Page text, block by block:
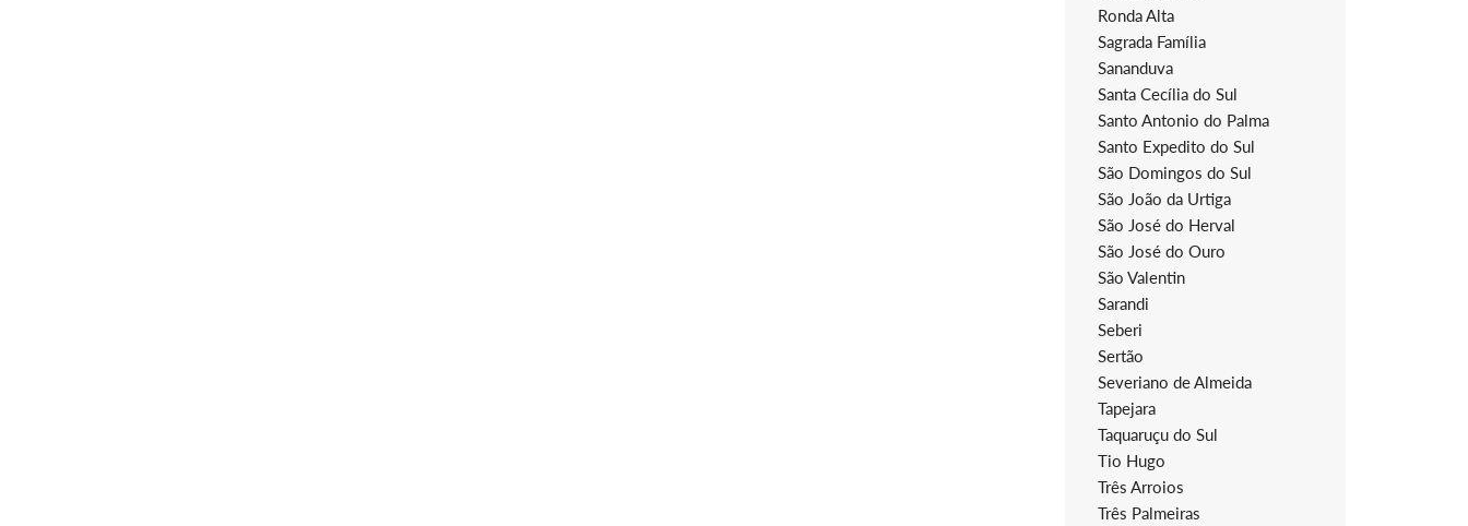
Ronda Alta
Sagrada Família
Sananduva
Santa Cecília do Sul
Santo Antonio do Palma
Santo Expedito do Sul
São Domingos do Sul
São João da Urtiga
São José do Herval
São José do Ouro
São Valentin
Sarandi
Seberi
Sertão
Severiano de Almeida
Tapejara
Taquaruçu do Sul
Tio Hugo
Três Arroios
Três Palmeiras